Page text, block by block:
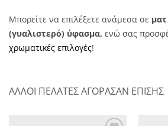
Μπορείτε να επιλέξετε ανάμεσα σε
(γυαλιστερό) ύφασμα, ενώ σας
χρωματικές επιλογές!
ΑΛΛΟΙ ΠΕΛΑΤΕΣ ΑΓΟΡΑΣΑΝ ΕΠΙΣΗΣ